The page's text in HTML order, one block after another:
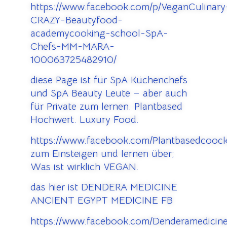
https://www.facebook.com/p/
CRAZY-Beautyfood-
academycooking-school-SpA-
Chefs-MM-MARA-
100063725482910/
diese Page ist für SpA Küchenchefs
und SpA Beauty Leute – aber auch
für Private zum lernen. Plantbased
Hochwert. Luxury Food.
https://www.facebook.com/
zum Einsteigen und lernen über;
Was ist wirklich VEGAN.
das hier ist DENDERA MEDICINE
ANCIENT EGYPT MEDICINE FB
https://www.facebook.com/